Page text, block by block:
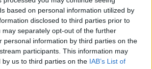
based on personal information utilized by
disclosed to third parties prior to
may separately opt-out of the further
personal information by third parties on the
participants. This information may
by us to third parties on the IAB’s List of
> Citologia
per citologia, 200 ml - GIMA
citologico indicato per fissare il
strisciato sul vetrino...